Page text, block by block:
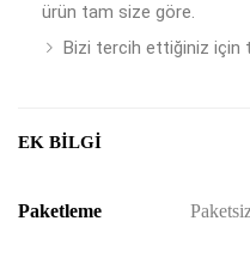
ürün tam size göre.
Bizi tercih ettiğiniz için
EK BILGI
Paketleme